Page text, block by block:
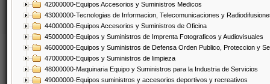
42000000-Equipos Accesorios y Suministros Medicos
43000000-Tecnologias de Informacion, Telecomunicaciones y
44000000-Equipos Accesorios y Suministros de Oficina
45000000-Equipos y Suministros de Imprenta Fotograficos y Audiovisuales
46000000-Equipos y Suministros de Defensa Orden Publico, Proteccion y
47000000-Equipos y Suministros de limpieza
48000000-Maquinaria Equipo y Suministros para la Industria de Servicios
49000000-Equipos suministros y accesorios deportivos y recreativos